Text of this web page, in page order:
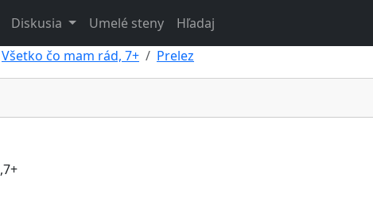
Diskusia Umelé steny Hľadaj
Všetko čo mam rád, 7+ Prelez
,7+